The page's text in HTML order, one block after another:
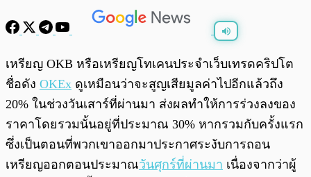
0:00
เหรียญ OKB หรือเหรียญโทเคนประจำเว็บเทรดคริปโต
ชื่อดัง OKEx ดูเหมือนว่าจะสูญเสียมูลค่าไปอีกแล้วถึง
20% ในช่วงวันเสาร์ที่ผ่านมา ส่งผลทำให้การร่วงลงของ
ราคาโดยรวมนั้นอยู่ที่ประมาณ 30% หากรวมกับครั้งแรก
ซึ่งเป็นตอนที่พวกเขาออกมาประกาศระงับการถอน
เหรียญออกตอนประมาณวันศุกร์ที่ผ่านมา เนื่องจากว่าผู้